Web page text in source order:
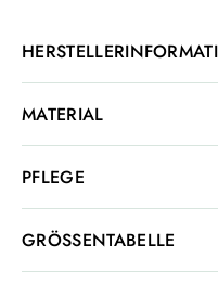
MATERIAL
PFLEGE
GRÖSSENTABELLE